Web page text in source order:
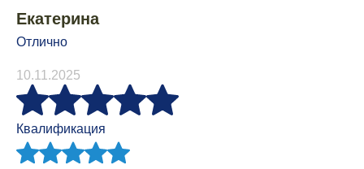
Екатерина
Отлично
10.11.2025
Квалификация